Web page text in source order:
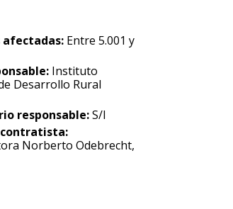
afectadas: Entre 5.001 y
Instituto
Desarrollo Rural
responsable:S/I
contratista:
Norberto Odebrecht,